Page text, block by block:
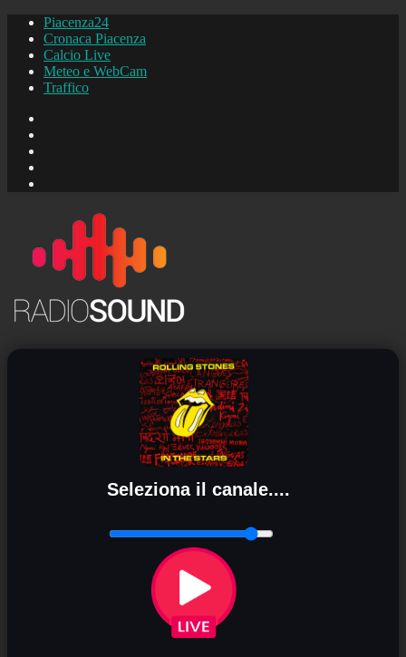
Piacenza24
Cronaca Piacenza
Calcio Live
Meteo e WebCam
Traffico
Seleziona il canale....